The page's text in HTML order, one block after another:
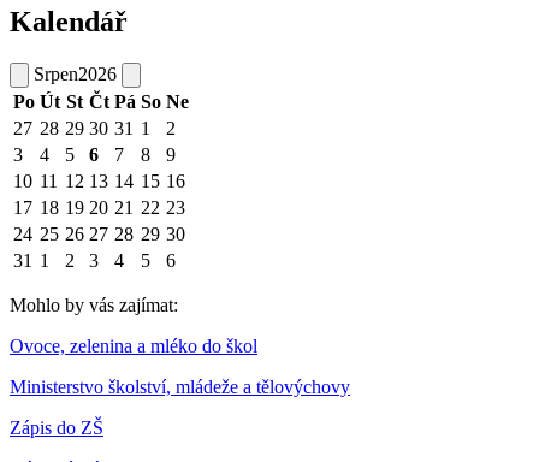
Kalendář
Srpen2026
Po Út St Čt Pá So Ne
27 28 29 30 31 1
2
3
4 5 6 7 8
9
10 11 12 13 14 15 16
17 18 19 20 21 22 23
24 25 26 27 28 29 30
31 1 2 3 4 5 6
Mohlo by vás zajímat:
Ovoce, zelenina a mléko do škol
Ministerstvo školství, mládeže a tělovýchovy
Zápis do ZŠ